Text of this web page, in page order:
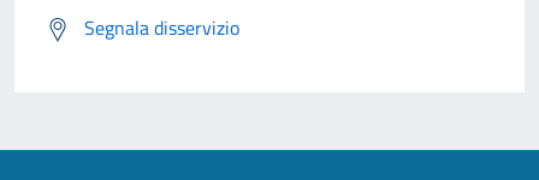
Segnala disservizio